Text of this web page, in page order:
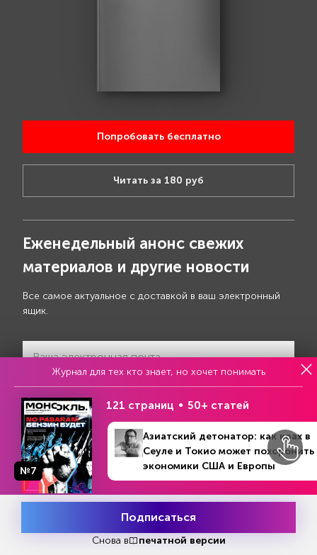
№35 (1354)
26 августа - 1 сентября 2024
В номере
Попробовать бесплатно
Читать за 180 руб
Еженедельный анонс свежих
материалов и другие новости
Все самое актуальное с доставкой в ваш электронный
ящик.
Подписаться
Я даю своё
согласие на обработку моих
персональных данных
Соцсети
Попробовать
Журнал для тех кто знает, но хочет понимать
№7
121 страниц 50+ статей
Азиатский детонатор: как крах в
Сеуле и Токио может похоронить
экономики США и Европы
Подписаться
Снова в печатной версии